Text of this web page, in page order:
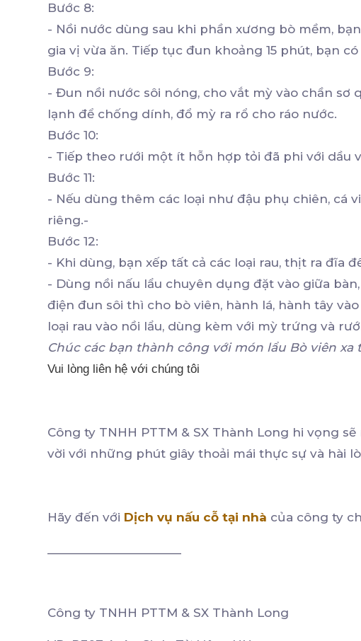
Bước 8:
- Nồi nước dùng sau khi phần xương bò mềm,
gia vị vừa ăn. Tiếp tục đun khoảng 15 phút, bạn
Bước 9:
- Đun nồi nước sôi nóng, cho vắt mỳ vào chần sơ
lạnh để chống dính, đổ mỳ ra rổ cho ráo nước.
Bước 10:
- Tiếp theo rưới một ít hỗn hợp tỏi đã phi với dầu
Bước 11:
- Nếu dùng thêm các loại như đậu phụ chiên, cá
riêng.-
Bước 12:
- Khi dùng, bạn xếp tất cả các loại rau, thịt ra đĩa
- Dùng nồi nấu lẩu chuyên dụng đặt vào giữa
điện đun sôi thì cho bò viên, hành lá, hành tây
loại rau vào nồi lẩu, dùng kèm với mỳ trứng và
Chúc các bạn thành công với món lẩu Bò viên xa
Vui lòng liên hệ với chúng tôi
Công ty TNHH PTTM & SX Thành Long hi vọng
vời với những phút giây thoải mái thực sự và hài
Hãy đến với Dịch vụ nấu cỗ tại nhà của công ty
Công ty TNHH PTTM & SX Thành Long